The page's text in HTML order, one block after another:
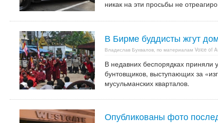
никак на эти просьбы не
В Бирме буддисты жгут
Владислав Бухвалов, по материалам Voice of
В недавних беспорядках приняли
бунтовщиков, выступающих за
мусульманских кварталов.
Опубликованы фото